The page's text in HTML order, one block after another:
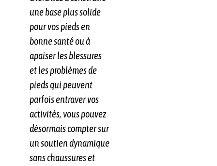
une base plus solide
pour vos pieds en
bonne santé ou à
apaiser les blessures
et les problèmes de
pieds qui peuvent
parfois entraver vos
activités, vous pouvez
désormais compter sur
un soutien dynamique
sans chaussures et